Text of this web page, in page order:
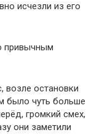
исчезли из его
привычным
возле остановки
было чуть больше
громкий смех,
они заметили